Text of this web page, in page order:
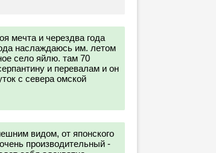
мечта и черездва года
наслаждаюсь им. летом
село яйлю. там 70
и перевалам и он
с севера омской
видом, от японского
производительный -